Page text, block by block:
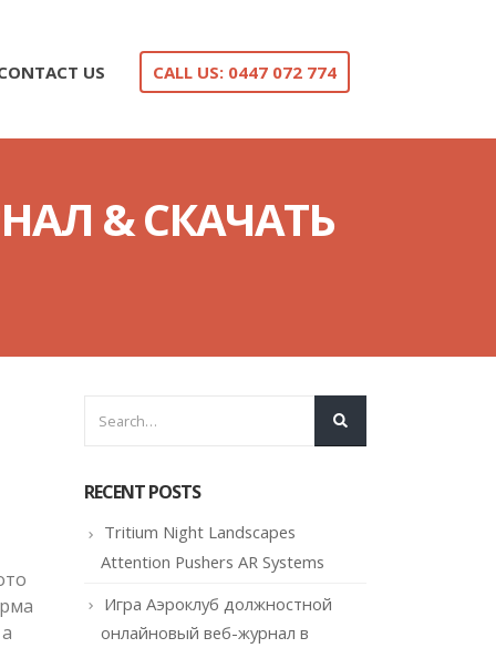
US CALL US: 0447 072 774
& СКАЧАТЬ
RECENT POSTS
Tritium Night Landscapes
Attention Pushers AR Systems
Игра Аэроклуб должностной
онлайновый веб-журнал в